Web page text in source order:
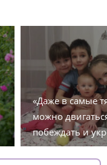
«Даже в самые
можно
побеждать и